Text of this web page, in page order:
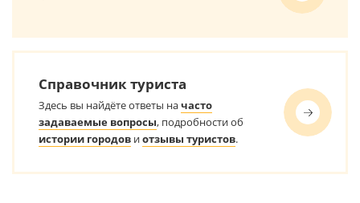
Справочник туриста
Здесь вы найдёте ответы начасто
задаваемые вопросы, подробности об
истории городов иотзывы туристов.